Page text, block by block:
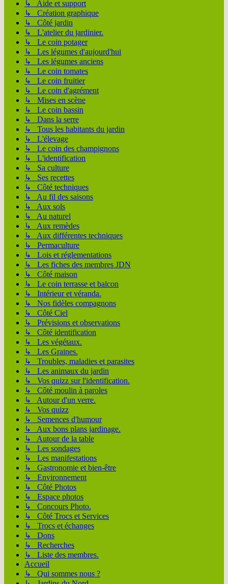
↳ Aide et support
↳ Création graphique
↳ Côté jardin
↳ L'atelier du jardinier.
↳ Le coin potager
↳ Les légumes d'aujourd'hui
↳ Les légumes anciens
↳ Le coin tomates
↳ Le coin fruitier
↳ Le coin d'agrément
↳ Mises en scène
↳ Le coin bassin
↳ Dans la serre
↳ Tous les habitants du jardin
↳ L'élevage
↳ Le coin des champignons
↳ L'identification
↳ Sa culture
↳ Ses recettes
↳ Côté techniques
↳ Au fil des saisons
↳ Aux sols
↳ Au naturel
↳ Aux remèdes
↳ Aux différentes techniques
↳ Permaculture
↳ Lois et réglementations
↳ Les fiches des membres JDN
↳ Côté maison
↳ Le coin terrasse et balcon
↳ Intérieur et véranda.
↳ Nos fidèles compagnons
↳ Côté Ciel
↳ Prévisions et observations
↳ Côté identification
↳ Les végétaux.
↳ Les Graines.
↳ Troubles, maladies et parasites
↳ Les animaux du jardin
↳ Vos quizz sur l'identification.
↳ Côté moulin à paroles
↳ Autour d'un verre.
↳ Vos quizz
↳ Semences d'humour
↳ Aux bons plans jardinage.
↳ Autour de la table
↳ Les sondages
↳ Les manifestations
↳ Gastronomie et bien-être
↳ Environnement
↳ Côté Photos
↳ Espace photos
↳ Concours Photo.
↳ Côté Trocs et Services
↳ Trocs et échanges
↳ Dons
↳ Recherches
↳ Liste des membres.
Accueil
↳ Qui sommes nous ?